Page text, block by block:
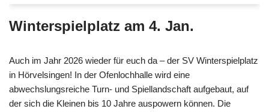
Winterspielplatz am 4. Jan.
Auch im Jahr 2026 wieder für euch da – der SV Winterspielplatz
in Hörvelsingen! In der Ofenlochhalle wird eine
abwechslungsreiche Turn- und Spiellandschaft aufgebaut, auf
der sich die Kleinen bis 10 Jahre auspowern können. Die